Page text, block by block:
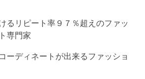
るリピート率９７％超えのファッ
専門家
ーディネートが出来るファッショ